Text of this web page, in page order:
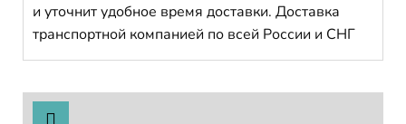
и уточнит удобное время доставки. Доставка
транспортной компанией по всей России и СНГ